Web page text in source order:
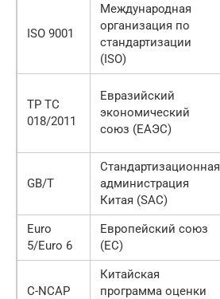
ISO 9001
Международная
организация по
стандартизации
(ISO)
ТР ТС
018/2011
Евразийский
экономический
союз (ЕАЭС)
GB/T
Стандартизационная
администрация
Китая (SAC)
Euro
5/Euro 6
Европейский союз
(ЕС)
C-NCAP
Китайская
программа оценки